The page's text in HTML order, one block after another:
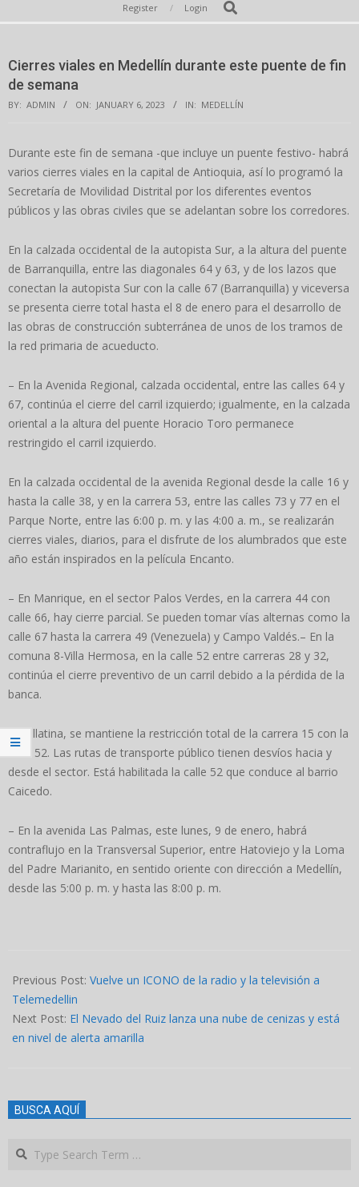
Navigation
Register Login Search
Cierres viales en Medellín durante este puente de fin
de semana
BY: ADMIN ON: JANUARY 6, 2023 IN: MEDELLÍN
Durante este fin de semana -que incluye un puente festivo- habrá
varios cierres viales en la capital de Antioquia, así lo programó la
Secretaría de Movilidad Distrital por los diferentes eventos
públicos y las obras civiles que se adelantan sobre los corredores.
En la calzada occidental de la autopista Sur, a la altura del puente
de Barranquilla, entre las diagonales 64 y 63, y de los lazos que
conectan la autopista Sur con la calle 67 (Barranquilla) y viceversa
se presenta cierre total hasta el 8 de enero para el desarrollo de
las obras de construcción subterránea de unos de los tramos de
la red primaria de acueducto.
– En la Avenida Regional, calzada occidental, entre las calles 64 y
67, continúa el cierre del carril izquierdo; igualmente, en la calzada
oriental a la altura del puente Horacio Toro permanece
restringido el carril izquierdo.
En la calzada occidental de la avenida Regional desde la calle 16 y
hasta la calle 38, y en la carrera 53, entre las calles 73 y 77 en el
Parque Norte, entre las 6:00 p. m. y las 4:00 a. m., se realizarán
cierres viales, diarios, para el disfrute de los alumbrados que este
año están inspirados en la película Encanto.
– En Manrique, en el sector Palos Verdes, en la carrera 44 con
calle 66, hay cierre parcial. Se pueden tomar vías alternas como la
calle 67 hasta la carrera 49 (Venezuela) y Campo Valdés.– En la
comuna 8-Villa Hermosa, en la calle 52 entre carreras 28 y 32,
continúa el cierre preventivo de un carril debido a la pérdida de la
banca.
En Villatina, se mantiene la restricción total de la carrera 15 con la
calle 52. Las rutas de transporte público tienen desvíos hacia y
desde el sector. Está habilitada la calle 52 que conduce al barrio
Caicedo.
– En la avenida Las Palmas, este lunes, 9 de enero, habrá
contraflujo en la Transversal Superior, entre Hatoviejo y la Loma
del Padre Marianito, en sentido oriente con dirección a Medellín,
desde las 5:00 p. m. y hasta las 8:00 p. m.
01-
06
Previous Post: Vuelve un ICONO de la radio y la televisión a
Telemedellin
Next Post: El Nevado del Ruiz lanza una nube de cenizas y está
en nivel de alerta amarilla
BUSCA AQUÍ
Search